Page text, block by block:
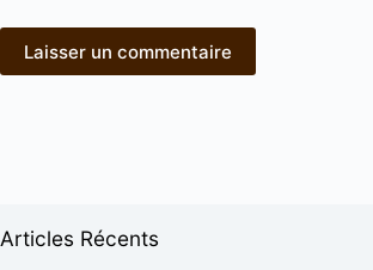
Laisser un commentaire
Articles Récents